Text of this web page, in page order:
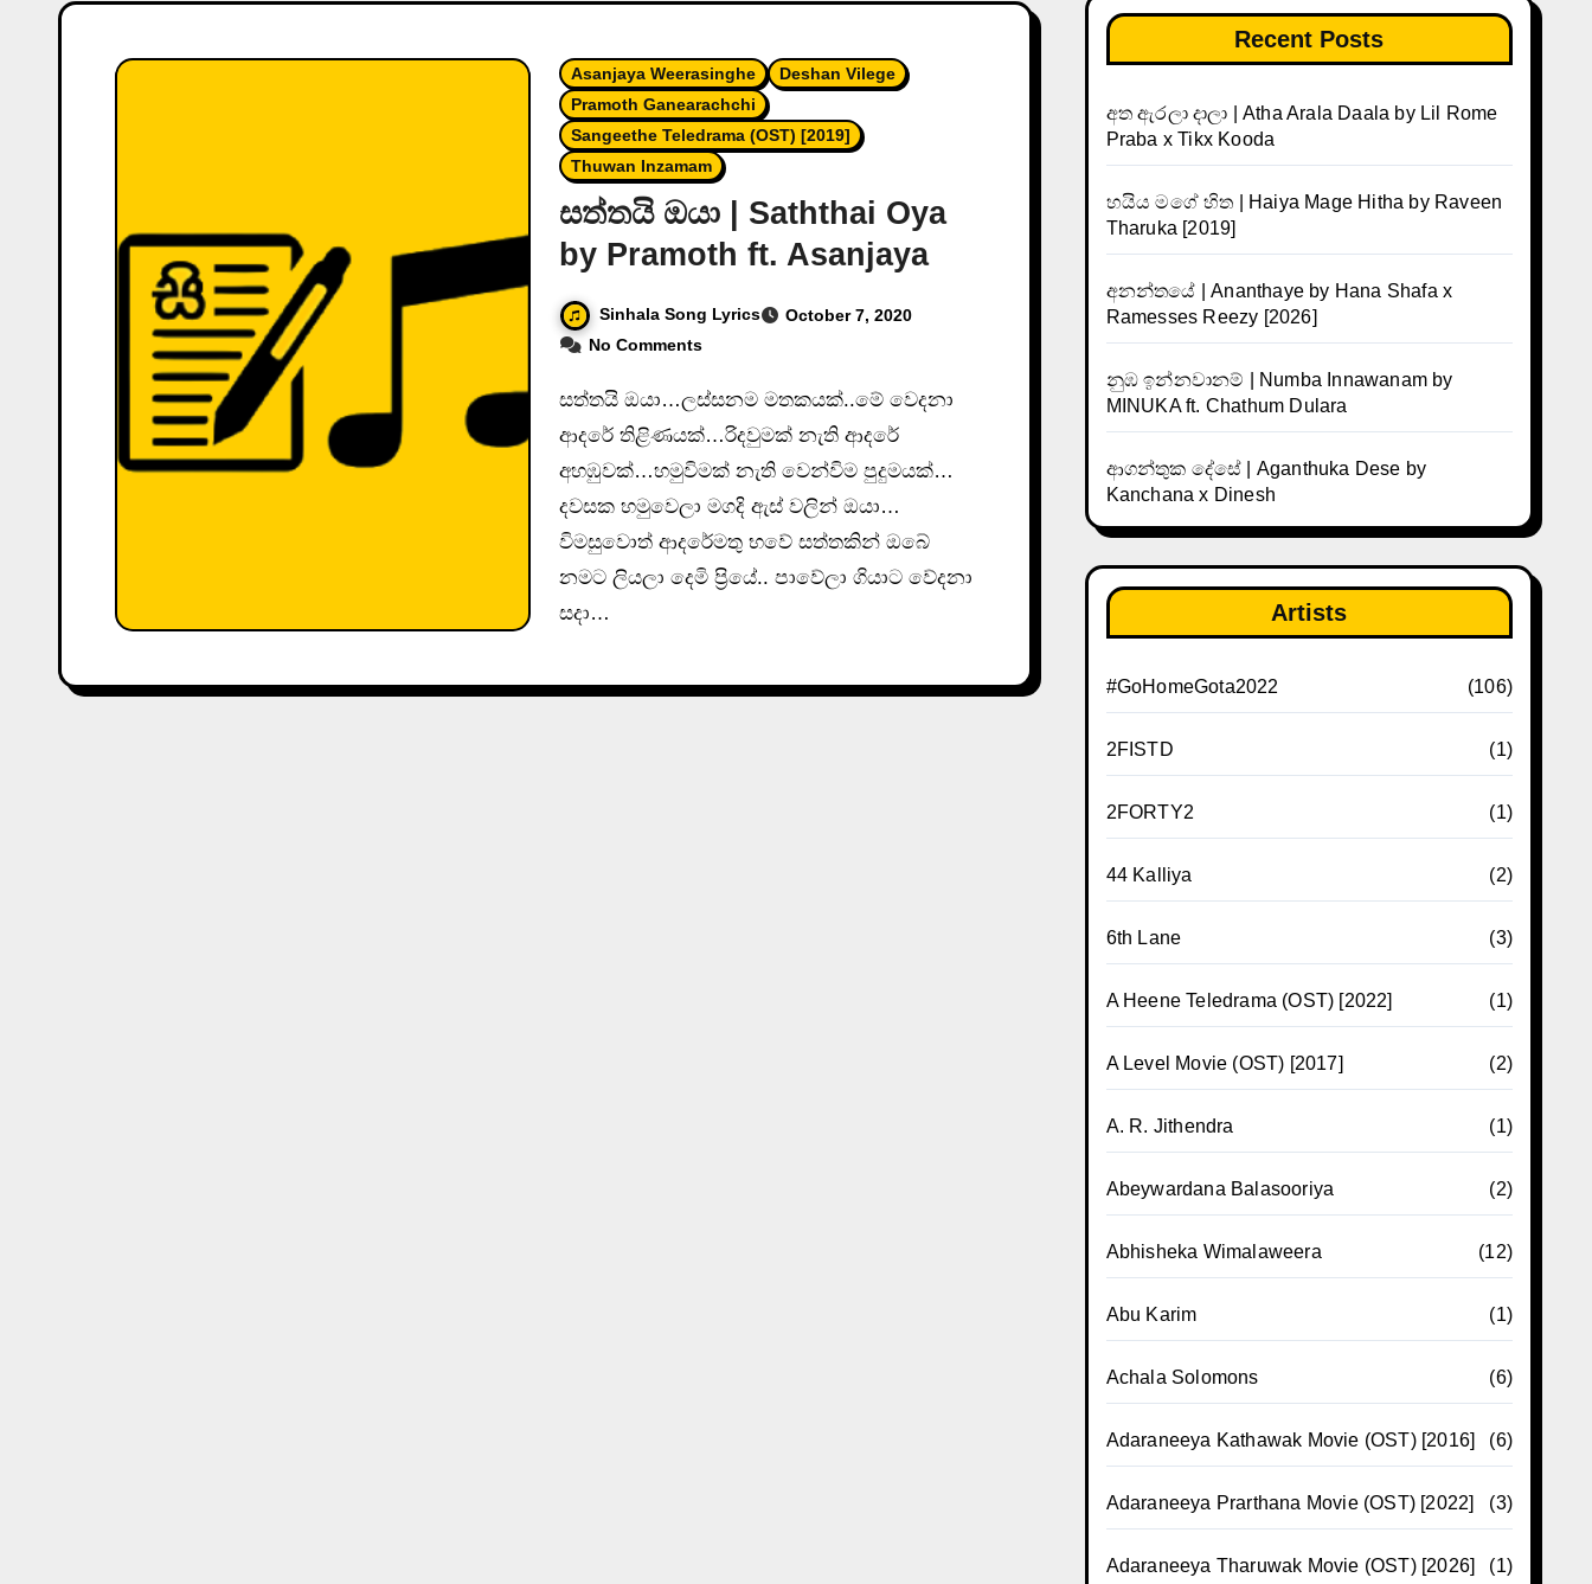
Asanjaya Weerasinghe
Deshan Vilege
Pramoth Ganearachchi
Sangeethe Teledrama (OST) [2019]
Thuwan Inzamam
සත්තයි ඔයා | Saththai Oya
by Pramoth ft. Asanjaya
Sinhala Song Lyrics
October 7, 2020
No Comments
සත්තයි ඔයා…ලස්සනම මතකයක්..මේ වෙදනා
ආදරේ තිළිණයක්…රිදවුමක් නැති ආදරේ
අහඹුවක්…හමුවිමක් නැති වෙන්විම පුදුමයක්…
දවසක හමුවෙලා මගදි ඇස් වලින් ඔයා…
විමසුවොත් ආදරේමතු භවේ සත්තකින් ඔබේ
නමට ලියලා දෙමි ප්‍රියේ.. පාවේලා ගියාට වේදනා
සදා…
Recent Posts
අත ඇරලා දාලා | Atha Arala Daala by Lil Rome
Praba x Tikx Kooda
හයිය මගේ හිත | Haiya Mage Hitha by Raveen
Tharuka [2019]
අනන්තයේ | Ananthaye by Hana Shafa x
Ramesses Reezy [2026]
නුඹ ඉන්නවානම් | Numba Innawanam by
MINUKA ft. Chathum Dulara
ආගන්තුක දේසේ | Aganthuka Dese by
Kanchana x Dinesh
Artists
#GoHomeGota2022 (106)
2FISTD (1)
2FORTY2 (1)
44 Kalliya (2)
6th Lane (3)
A Heene Teledrama (OST) [2022] (1)
A Level Movie (OST) [2017] (2)
A. R. Jithendra (1)
Abeywardana Balasooriya (2)
Abhisheka Wimalaweera (12)
Abu Karim (1)
Achala Solomons (6)
Adaraneeya Kathawak Movie (OST) [2016] (6)
Adaraneeya Prarthana Movie (OST) [2022] (3)
Adaraneeya Tharuwak Movie (OST) [2026] (1)